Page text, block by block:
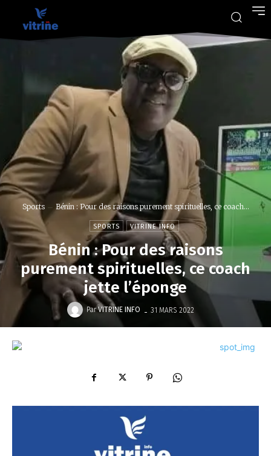
Sports Bénin : Pour des raisons purement spirituelles, ce coach...
SPORTS VITRINE INFO
Bénin : Pour des raisons
purement spirituelles, ce coach
jette l’éponge
Par VITRINE INFO - 31 MARS 2022